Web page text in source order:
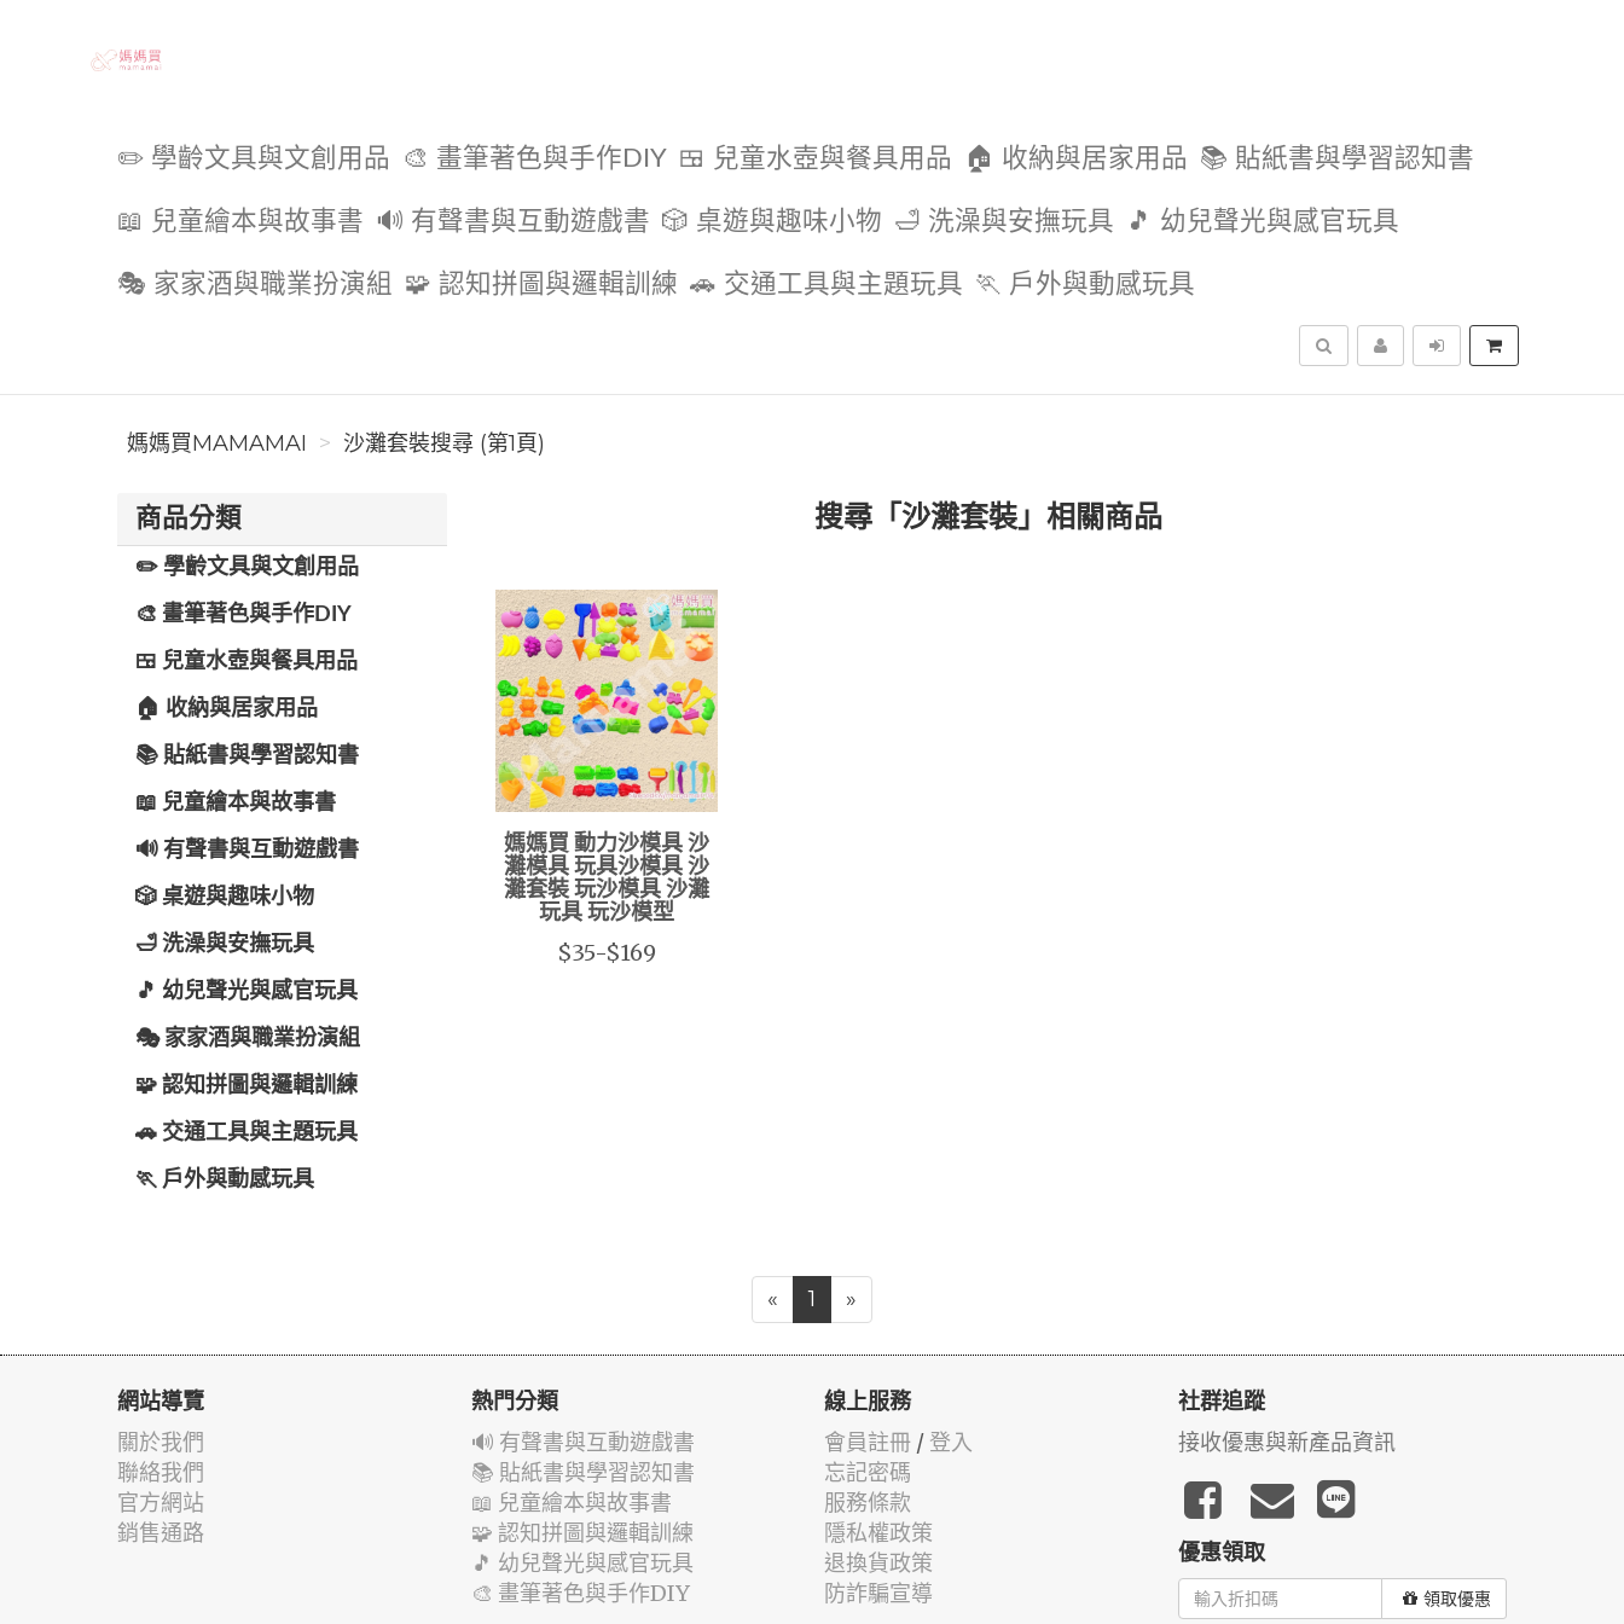
✏️ 學齡文具與文創用品 🎨 畫筆著色與手作DIY 🍱 兒童水壺與餐具用品 🏠 收納與居家用品 📚 貼紙書與學習認知書
📖 兒童繪本與故事書 🔊 有聲書與互動遊戲書 🎲 桌遊與趣味小物 🛁 洗澡與安撫玩具 🎵 幼兒聲光與感官玩具
🎭 家家酒與職業扮演組 🧩 認知拼圖與邏輯訓練 🚗 交通工具與主題玩具 🏃 戶外與動感玩具
搜尋
媽媽買MAMAMAI 沙灘套裝搜尋 (第1頁)
商品分類
✏️ 學齡文具與文創用品
🎨 畫筆著色與手作DIY
🍱 兒童水壺與餐具用品
🏠 收納與居家用品
📚 貼紙書與學習認知書
📖 兒童繪本與故事書
🔊 有聲書與互動遊戲書
🎲 桌遊與趣味小物
🛁 洗澡與安撫玩具
🎵 幼兒聲光與感官玩具
🎭 家家酒與職業扮演組
🧩 認知拼圖與邏輯訓練
🚗 交通工具與主題玩具
🏃 戶外與動感玩具
搜尋「沙灘套裝」相關商品
媽媽買 動力沙模具 沙
灘模具 玩具沙模具 沙
灘套裝 玩沙模具 沙灘
玩具 玩沙模型
$35-$169
« 1 »
網站導覽
關於我們
聯絡我們
官方網站
銷售通路
熱門分類
🔊 有聲書與互動遊戲書
📚 貼紙書與學習認知書
📖 兒童繪本與故事書
🧩 認知拼圖與邏輯訓練
🎵 幼兒聲光與感官玩具
🎨 畫筆著色與手作DIY
線上服務
會員註冊 / 登入
忘記密碼
服務條款
隱私權政策
退換貨政策
防詐騙宣導
社群追蹤
接收優惠與新產品資訊
優惠領取
領取優惠